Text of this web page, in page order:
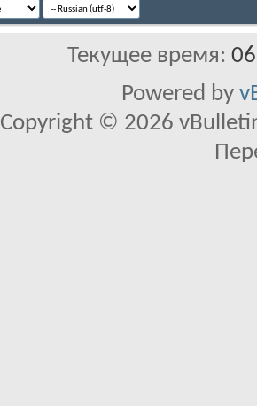
Текущее время:
Powered by
Copyright © 2026